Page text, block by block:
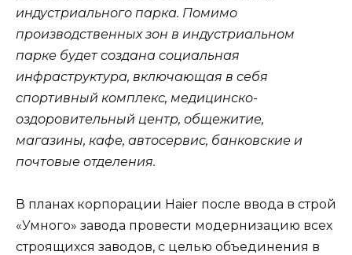
индустриального парка. Помимо
производственных зон в индустриальном
парке будет создана социальная
инфраструктура, включающая в себя
спортивный комплекс, медицинско-
оздоровительный центр, общежитие,
магазины, кафе, автосервис, банковские и
почтовые отделения.
В планах корпорации Haier после ввода в строй
«Умного» завода провести модернизацию всех
строящихся заводов, с целью объединения в